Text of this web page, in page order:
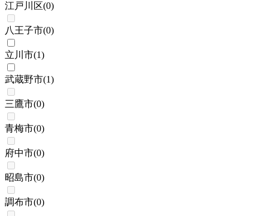
江戸川区(0)
八王子市(0)
立川市(1)
武蔵野市(1)
三鷹市(0)
青梅市(0)
府中市(0)
昭島市(0)
調布市(0)